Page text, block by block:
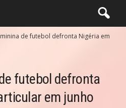
de futebol defronta Nigéria em
futebol defronta
em junho